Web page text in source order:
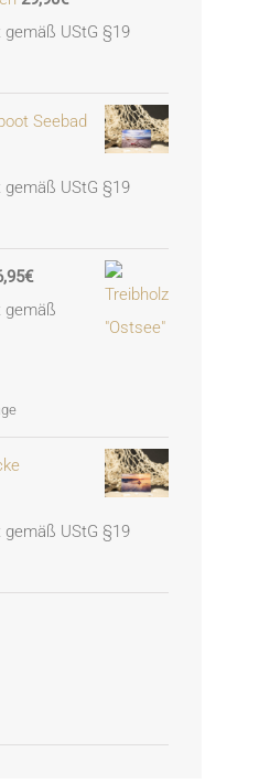
UStG §19
Seebad
UStG §19
€
gemäß
UStG §19